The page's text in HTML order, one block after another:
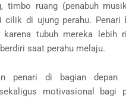
timbo ruang (penabuh
cilik di ujung perahu. Penari
karena tubuh mereka lebih
saat perahu melaju.
penari di bagian depan
motivasional bagi